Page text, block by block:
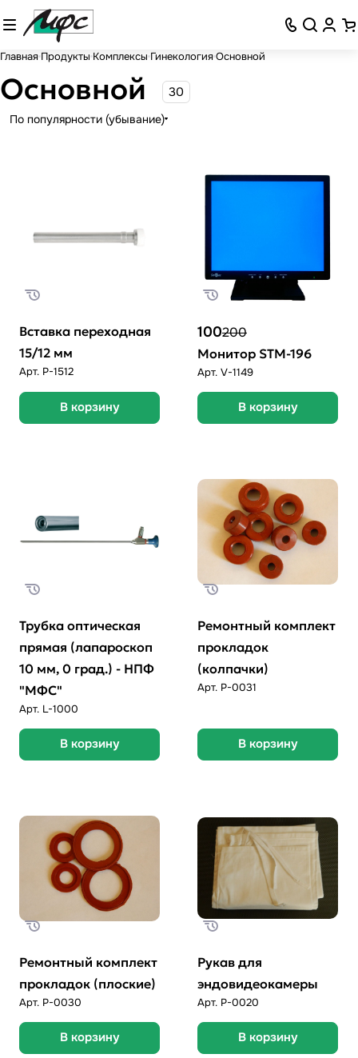
Главная Продукты Комплексы Гинекология Основной
Основной 30
По популярности (убывание)
Вставка переходная
15/12 мм
Арт. P-1512
В корзину
100200
Монитор SТМ-196
Арт. V-1149
В корзину
Трубка оптическая
прямая (лапароскоп
10 мм, 0 град.) - НПФ
"МФС"
Арт. L-1000
В корзину
Ремонтный комплект
прокладок
(колпачки)
Арт. P-0031
В корзину
Ремонтный комплект
прокладок (плоские)
Арт. P-0030
В корзину
Рукав для
эндовидеокамеры
Арт. P-0020
В корзину